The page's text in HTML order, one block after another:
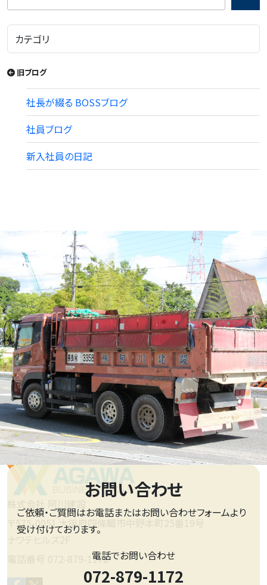
旧ブログ
社長が綴る BOSSブログ
社員ブログ
新入社員の日記
お問い合わせ
ご依頼・ご質問はお電話またはお問い合わせフォームより
受け付けております。
電話でお問い合わせ
072-879-1172
〒575-0051 大阪府四條畷市中野本町25番19号
電話番号 072-879-1172